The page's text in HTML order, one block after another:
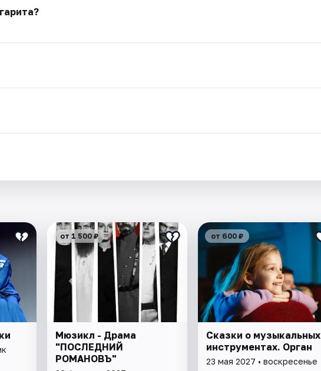
от 1 500 ₽
Мюзикл - Драма
"ПОСЛЕДНИЙ
РОМАНОВЪ"
от 600 ₽
Сказки о музыкальных
инструментах. Орган
23 мая 2027 • воскресенье